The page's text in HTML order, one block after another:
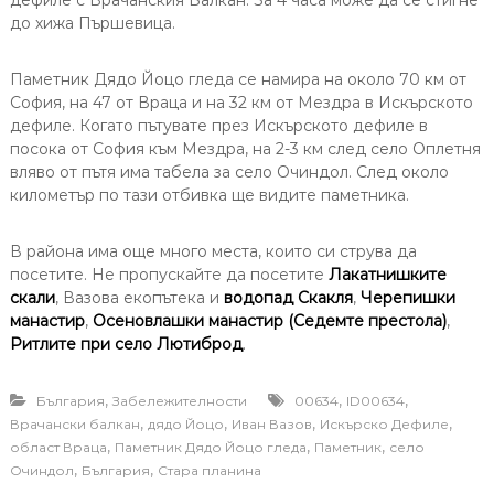
до хижа Пършевица.
Паметник Дядо Йоцо гледа се намира на около 70 км от
София, на 47 от Враца и на 32 км от Мездра в Искърското
дефиле. Когато пътувате през Искърското дефиле в
посока от София към Мездра, на 2-3 км след село Оплетня
вляво от пътя има табела за село Очиндол. След около
километър по тази отбивка ще видите паметника.
В района има още много места, които си струва да
посетите. Не пропускайте да посетите Лакатнишките
скали, Вазова екопътека и водопад Скакля, Черепишки
манастир, Осеновлашки манастир (Седемте престола),
Ритлите при село Лютиброд.
България, Забележителности 00634, ID00634,
Врачански балкан, дядо Йоцо, Иван Вазов, Искърско Дефиле,
област Враца, Паметник Дядо Йоцо гледа, Паметник, село
Очиндол, България, Стара планина